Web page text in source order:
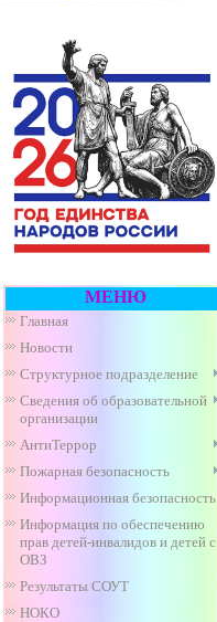
МЕНЮ
Главная
Новости
Структурное подразделение
Сведения об образовательной
организации
АнтиТеррор
Пожарная безопасность
Информационная безопасность
Информация по обеспечению
прав детей-инвалидов и детей с
ОВЗ
Результаты СОУТ
НОКО